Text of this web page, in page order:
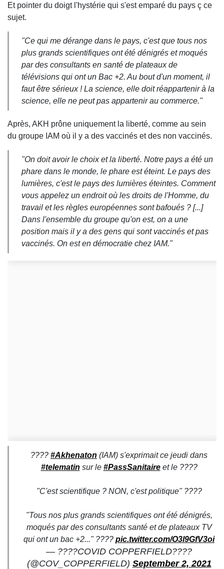
Et pointer du doigt l'hystérie qui s'est emparé du pays ç ce
sujet.
"Ce qui me dérange dans le pays, c'est que tous nos
plus grands scientifiques ont été dénigrés et moqués
par des consultants en santé de plateaux de
télévisions qui ont un Bac +2. Au bout d'un moment, il
faut être sérieux ! La science, elle doit réappartenir à la
science, elle ne peut pas appartenir au commerce."
Après, AKH prône uniquement la liberté, comme au sein
du groupe IAM où il y a des vaccinés et des non vaccinés.
"On doit avoir le choix et la liberté. Notre pays a été un
phare dans le monde, le phare est éteint. Le pays des
lumières, c'est le pays des lumières éteintes. Comment
vous appelez un endroit où les droits de l'Homme, du
travail et les règles européennes sont bafoués ? [...]
Dans l'ensemble du groupe qu'on est, on a une
position mais il y a des gens qui sont vaccinés et pas
vaccinés. On est en démocratie chez IAM."
???? #Akhenaton (IAM) s'exprimait ce jeudi dans
#telematin sur le #PassSanitaireet le ????
"C'est scientifique ? NON, c'est politique" ????
"Tous nos plus grands scientifiques ont été dénigrés,
moqués par des consultants santé et de plateaux TV
qui ont un bac +2..." ???? pic.twitter.com/O3l9GfV3oi
— ????COVID COPPERFIELD????
(@COV_COPPERFIELD) September 2, 2021